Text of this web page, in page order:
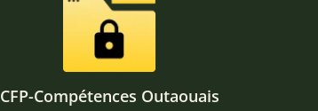
CFP-Compétences Outaouais